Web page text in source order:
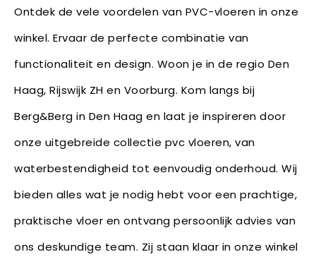
Ontdek de vele voordelen van PVC-vloeren in onze
winkel. Ervaar de perfecte combinatie van
functionaliteit en design. Woon je in de regio Den
Haag, Rijswijk ZH en Voorburg. Kom langs bij
Berg&Berg in Den Haag en laat je inspireren door
onze uitgebreide collectie pvc vloeren, van
waterbestendigheid tot eenvoudig onderhoud. Wij
bieden alles wat je nodig hebt voor een prachtige,
praktische vloer en ontvang persoonlijk advies van
ons deskundige team. Zij staan klaar in onze winkel